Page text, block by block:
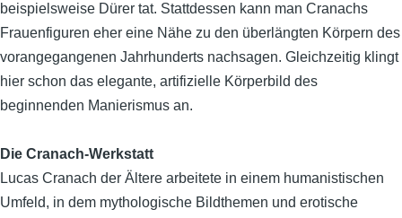
beispielsweise Dürer tat. Stattdessen kann man Cranachs
Frauenfiguren eher eine Nähe zu den überlängten Körpern des
vorangegangenen Jahrhunderts nachsagen. Gleichzeitig klingt
hier schon das elegante, artifizielle Körperbild des
beginnenden Manierismus an.
Die Cranach-Werkstatt
Lucas Cranach der Ältere arbeitete in einem humanistischen
Umfeld, in dem mythologische Bildthemen und erotische